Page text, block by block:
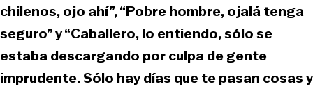
chilenos, ojo ahí”, “Pobre hombre, ojalá tenga
seguro” y “Caballero, lo entiendo, sólo se
estaba descargando por culpa de gente
imprudente. Sólo hay días que te pasan cosas y